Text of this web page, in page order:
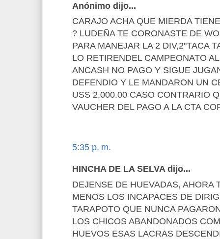
Anónimo dijo...
CARAJO ACHA QUE MIERDA
? LUDEÑA TE CORONASTE DE
PARA MANEJAR LA 2 DIV,2"TACA
LO RETIRENDEL CAMPEONATO
ANCASH NO PAGO Y SIGUE
DEFENDIO Y LE MANDARON UN
USS 2,000.00 CASO CONTRARIO
VAUCHER DEL PAGO A LA CTA
5:35 p. m.
HINCHA DE LA SELVA dijo...
DEJENSE DE HUEVADAS, AHORA
MENOS LOS INCAPACES DE
TARAPOTO QUE NUNCA
LOS CHICOS ABANDONADOS
HUEVOS ESAS LACRAS